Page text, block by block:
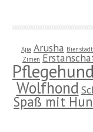
Ajia Arusha Bienstädt
Zimen
Pflegehund
Wolfhond
Spaß mit